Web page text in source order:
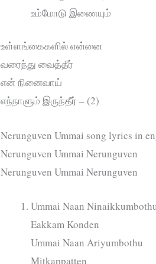
உம்மோடு இணையும்
உள்ளங்கைகளில் என்னை
வரைந்து வைத்தீர்
என் நினைவாய்
எந்நாளும் இருந்தீர் – (2)
Nerunguven Ummai song lyrics in
Nerunguven Ummai Nerunguven
Nerunguven Ummai Nerunguven
Ummai Naan
Eakkam Konden
Ummai Naan Ariyumbothu
Mitkappatten